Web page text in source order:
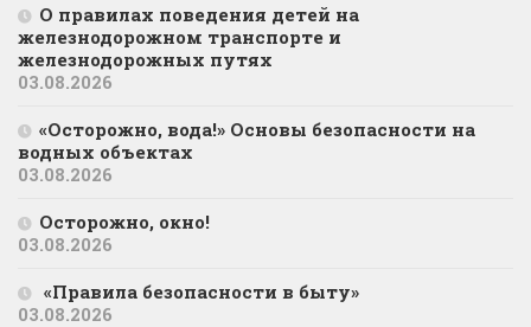
О правилах поведения детей на
железнодорожном транспорте и
железнодорожных путях
03.08.2026
«Осторожно, вода!» Основы безопасности на
водных объектах
03.08.2026
Осторожно, окно!
03.08.2026
«Правила безопасности в быту»
03.08.2026